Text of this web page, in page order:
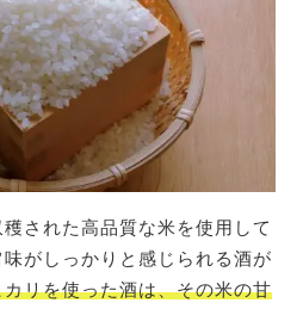
された高品質な米を使用して
がしっかりと感じられる酒が
カリを使った酒は、その米の甘